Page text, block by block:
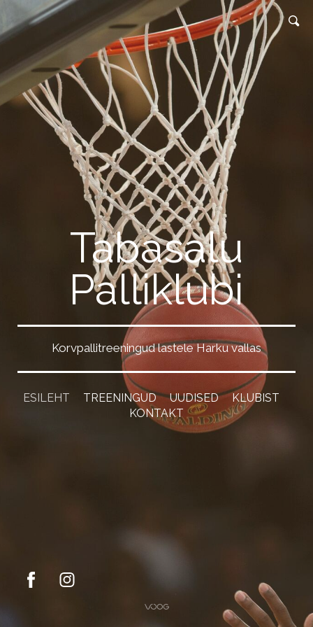
Tabasalu
Palliklubi
Korvpallitreeningud lastele Harku vallas
ESILEHT TREENINGUD UUDISED
KLUBIST
KONTAKT